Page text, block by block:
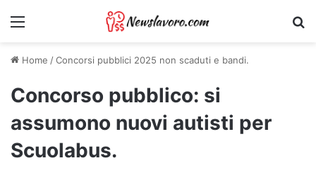
Menu
Home /Concorsi pubblici 2025 non scaduti e bandi.
Concorso pubblico: si
assumono nuovi autisti per
Scuolabus.